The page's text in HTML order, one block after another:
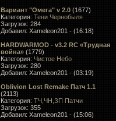
Вариант "Омега" v 2.0(1677)
Категория: Тени Чернобыля
Загрузок: 284
Добавил: Xameleon201 - (16:18)
HARDWARMOD - v3.2 RC «Трудная
война»(1779)
Категория: Чистое Небо
Загрузок: 280
Добавил: Xameleon201 - (03:19)
Oblivion Lost Remake Патч 1.1
(2113)
Категория: ТЧ,ЧН,ЗП Патчи
Загрузок: 355
Добавил: Xameleon201 - (15:06)